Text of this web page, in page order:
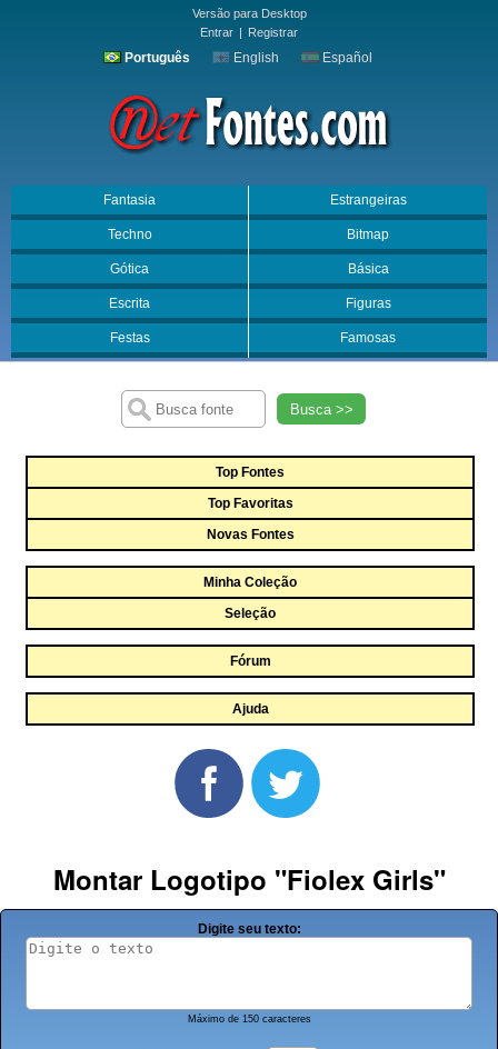
Versão para Desktop
Entrar | Registrar
Português English Español
Fantasia Estrangeiras
Techno Bitmap
Gótica Básica
Escrita Figuras
Festas Famosas
Busca >>
Top Fontes
Top Favoritas
Novas Fontes
Minha Coleção
Seleção
Fórum
Ajuda
Montar Logotipo "Fiolex Girls"
Digite seu texto:
Máximo de 150 caracteres